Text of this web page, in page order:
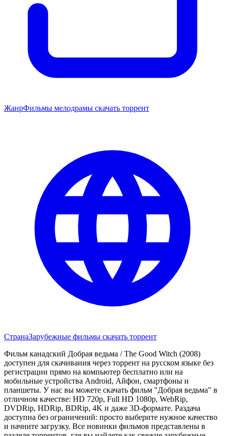
ЖанрФильмы мелодрамы скачать торрент
СтранаЗарубежные фильмы скачать торрент
Фильм канадский Добрая ведьма / The Good Witch (2008)
доступен для скачивания через торрент на русском языке без
регистрации прямо на компьютер бесплатно или на
мобильные устройства Android, Айфон, смартфоны и
планшеты. У нас вы можете скачать фильм "Добрая ведьма" в
отличном качестве: HD 720p, Full HD 1080p, WebRip,
DVDRip, HDRip, BDRip, 4K и даже 3D-формате. Раздача
доступна без ограничений: просто выберите нужное качество
и начните загрузку. Все новинки фильмов представлены в